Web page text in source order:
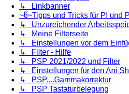
↳ Linkbanner
~წ~Tipps und Tricks für PI und
↳ Unzureichender
↳ Meine Filterseite
↳ Einstellungen vor dem
↳ Filter - Hilfe
↳ PSP 2021/2022 und Filter
↳ Einstellungen für den Ani
↳ PSP....Gammakorrektur
↳ PSP Tastaturbelegung